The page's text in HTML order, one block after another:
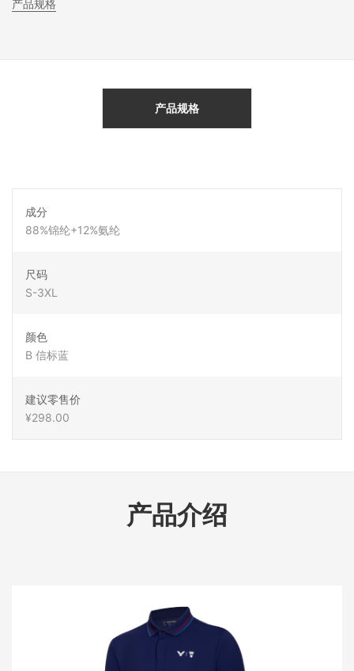
产品规格
产品规格
成分
88%锦纶+12%氨纶
尺码
S-3XL
颜色
B 信标蓝
建议零售价
¥298.00
产品介绍